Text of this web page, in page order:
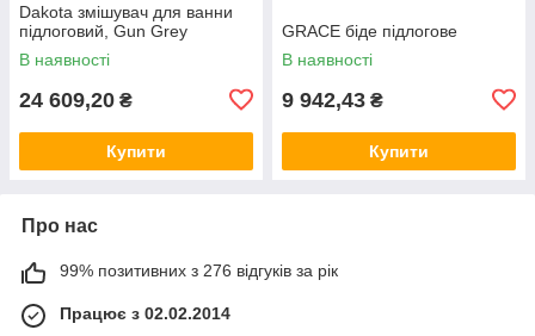
Dakota змішувач для ванни
підлоговий, Gun Grey
В наявності
24 609,20 ₴
Купити
GRACE біде підлогове
В наявності
9 942,43 ₴
Купити
Про нас
99% позитивних з 276 відгуків за рік
Працює з 02.02.2014